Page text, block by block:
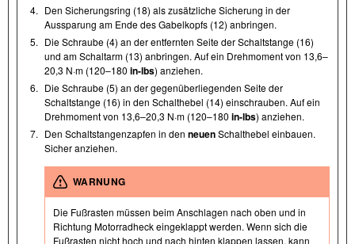
4. Den Sicherungsring (18) als zusätzliche Sicherung in der
Aussparung am Ende des Gabelkopfs (12) anbringen.
5. Die Schraube (4) an der entfernten Seite der Schaltstange (16)
und am Schaltarm (13) anbringen. Auf ein Drehmoment von 13,6–
20,3 N·m (120–180 in-lbs) anziehen.
6. Die Schraube (5) an der gegenüberliegenden Seite der
Schaltstange (16) in den Schalthebel (14) einschrauben. Auf ein
Drehmoment von 13,6–20,3 N·m (120–180 in-lbs) anziehen.
7. Den Schaltstangenzapfen in den neuenSchalthebel einbauen.
Sicher anziehen.
WARNUNG
Die Fußrasten müssen beim Anschlagen nach oben und in
Richtung Motorradheck eingeklappt werden. Wenn sich die
Fußrasten nicht hoch und nach hinten klappen lassen, kann